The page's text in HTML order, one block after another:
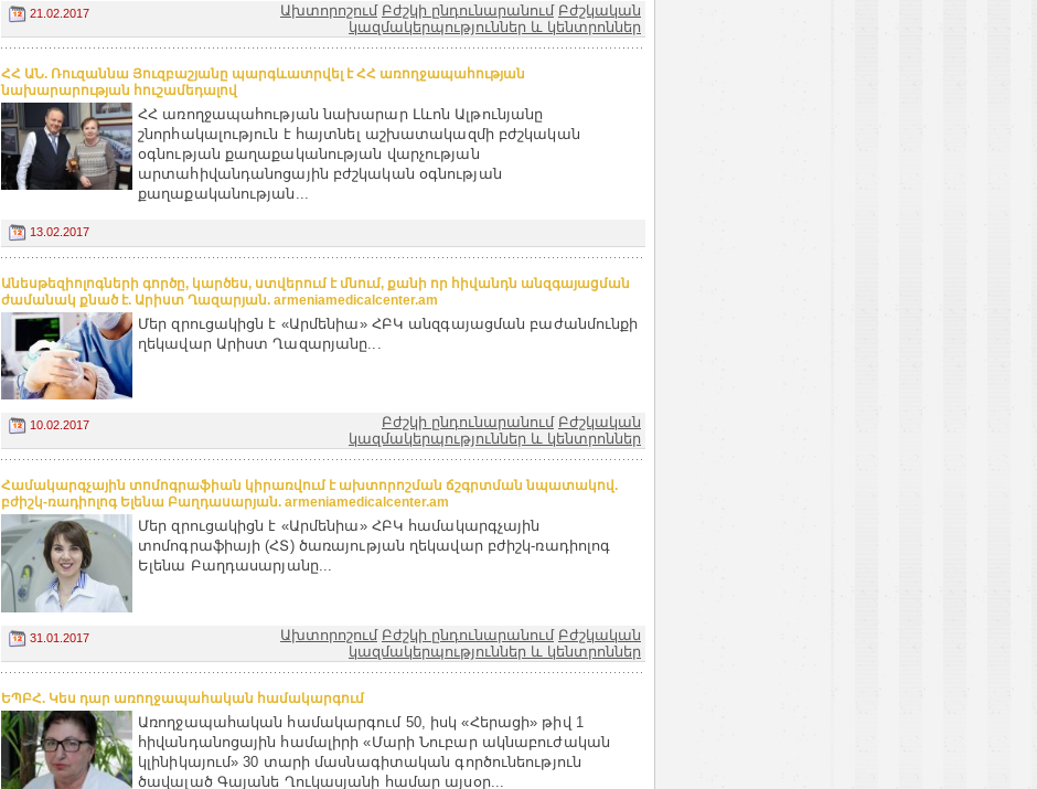
21.02.2017 Ախտորոշում Բժշկի ընդունարանում Բժշկական
կազմակերպություններ և կենտրոններ
ՀՀ ԱՆ. Ռուզաննա Յուզբաշյանը պարգևատրվել է ՀՀ առողջապահության
նախարարության հուշամեդալով
ՀՀ առողջապահության նախարար Լևոն Ալթունյանը
շնորհակալություն է հայտնել աշխատակազմի բժշկական
օգնության քաղաքականության վարչության
արտահիվանդանոցային բժշկական օգնության
քաղաքականության...
13.02.2017
Անեսթեզիոլոգների գործը, կարծես, ստվերում է մնում, քանի որ հիվանդն անզգայացման
ժամանակ քնած է. Արիստ Ղազարյան. armeniamedicalcenter.am
Մեր զրուցակիցն է «Արմենիա» ՀԲԿ անզգայացման բաժանմունքի
ղեկավար Արիստ Ղազարյանը...
10.02.2017 Բժշկի ընդունարանում Բժշկական
կազմակերպություններ և կենտրոններ
Համակարգչային տոմոգրաֆիան կիրառվում է ախտորոշման ճշգրտման նպատակով.
բժիշկ-ռադիոլոգ Ելենա Բաղդասարյան. armeniamedicalcenter.am
Մեր զրուցակիցն է «Արմենիա» ՀԲԿ համակարգչային
տոմոգրաֆիայի (ՀՏ) ծառայության ղեկավար բժիշկ-ռադիոլոգ
Ելենա Բաղդասարյանը...
31.01.2017 Ախտորոշում Բժշկի ընդունարանում Բժշկական
կազմակերպություններ և կենտրոններ
ԵՊԲՀ. Կես դար առողջապահական համակարգում
Առողջապահական համակարգում 50, իսկ «Հերացի» թիվ 1
հիվանդանոցային համալիրի «Մարի Նուբար ակնաբուժական
կլինիկայում» 30 տարի մասնագիտական գործունեություն
ծավալած Գայանե Ղուկասյանի համար այսօր...